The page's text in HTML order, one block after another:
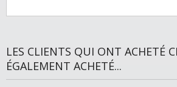
LES CLIENTS QUI ONT ACHETÉ
ÉGALEMENT ACHETÉ...